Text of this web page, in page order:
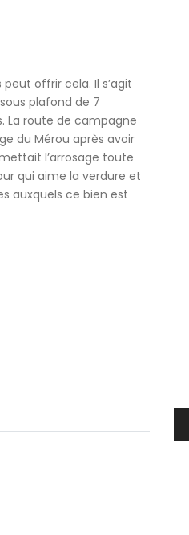
offrir cela. Il s’agit
plafond de 7
La route de campagne
du Mérou après avoir
l’arrosage toute
qui aime la verdure et
auxquels ce bien est